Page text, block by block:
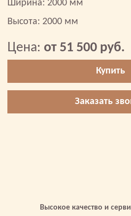
Ширина: 2000 мм
Высота: 2000 мм
Цена: от 51 500 руб.
Купить
Заказать
Высокое качество и